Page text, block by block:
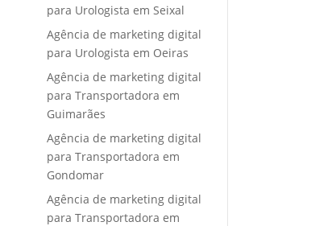
para Urologista em Seixal
Agência de marketing digital
para Urologista em Oeiras
Agência de marketing digital
para Transportadora em
Guimarães
Agência de marketing digital
para Transportadora em
Gondomar
Agência de marketing digital
para Transportadora em